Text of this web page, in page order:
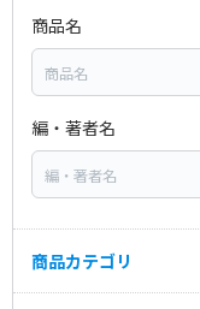
商品名
編・著者名
商品カテゴリ